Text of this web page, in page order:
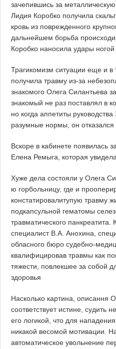
зачепившись за
Лидия Коробко получила
кровь из поврежденного
дальнейшем борьба
Коробко наносила удары
Трагикомизм ситуации еще и в
получила травму из-за
знакомого Олега Силантьева
знакомый не раз поставлял в
но когда аппетиты
разумные нормы, он отказался
Вскоре в кабинете появилась
Елена Ремыга, которая
Хуже дела состояли у Олега
ю горбольницу, где и
констатировалитупую травму
подкапсульной гематомы
травматического
специалист В.А. Анохина,
обласного бюро судебно-
квалифицировав травмы как
тяжести, повлекшее за собой
здоровья
Насколько картина, описання
соответствует истине, судить
его логикой, что для
никакой весомой мотивации.
автоматическое увольнение